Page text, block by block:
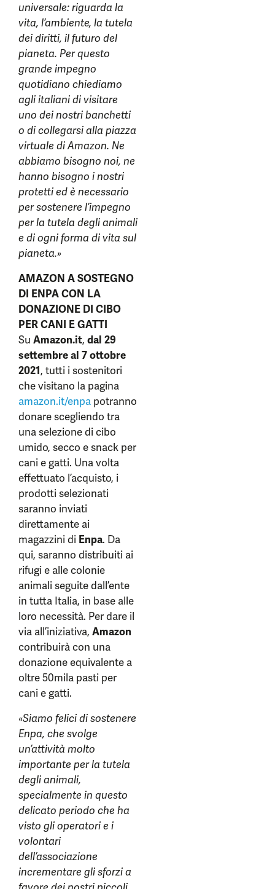
universale: riguarda la
vita, l’ambiente, la tutela
dei diritti, il futuro del
pianeta. Per questo
grande impegno
quotidiano chiediamo
agli italiani di visitare
uno dei nostri banchetti
o di collegarsi alla piazza
virtuale di Amazon. Ne
abbiamo bisogno noi, ne
hanno bisogno i nostri
protetti ed è necessario
per sostenere l’impegno
per la tutela degli animali
e di ogni forma di vita sul
pianeta.»
AMAZON A SOSTEGNO
DI ENPA CON LA
DONAZIONE DI CIBO
PER CANI E GATTI
Su Amazon.it, dal 29
settembre al 7 ottobre
2021, tutti i sostenitori
che visitano la pagina
amazon.it/enpa potranno
donare scegliendo tra
una selezione di cibo
umido, secco e snack per
cani e gatti. Una volta
effettuato l’acquisto, i
prodotti selezionati
saranno inviati
direttamente ai
magazzini di Enpa. Da
qui, saranno distribuiti ai
rifugi e alle colonie
animali seguite dall’ente
in tutta Italia, in base alle
loro necessità. Per dare il
via all’iniziativa, Amazon
contribuirà con una
donazione equivalente a
oltre 50mila pasti per
cani e gatti.
«Siamo felici di sostenere
Enpa, che svolge
un’attività molto
importante per la tutela
degli animali,
specialmente in questo
delicato periodo che ha
visto gli operatori e i
volontari
dell’associazione
incrementare gli sforzi a